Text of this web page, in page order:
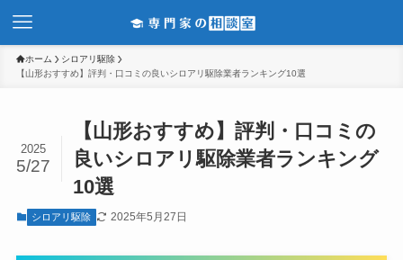
ホーム
シロアリ駆除
【山形おすすめ】評判・口コミの良いシロアリ駆除業者ランキング10選
【山形おすすめ】評判・口コミの
良いシロアリ駆除業者ランキング
10選
2025
5/27
シロアリ駆除 2025年5月27日